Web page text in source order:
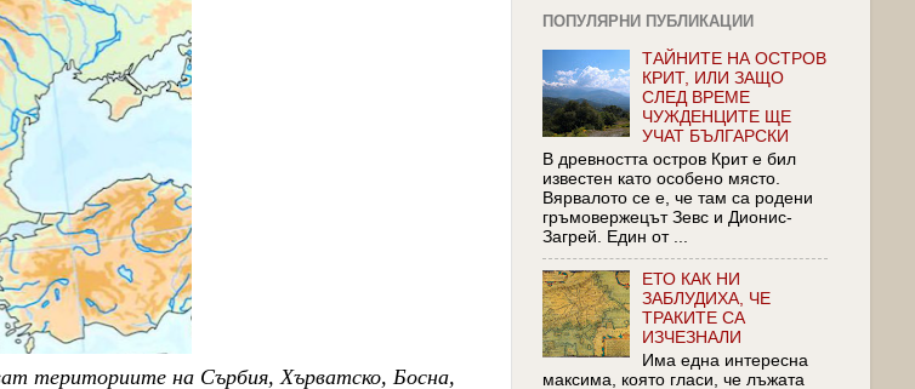
териториите на Сърбия, Хърватско, Босна,
ПОПУЛЯРНИ ПУБЛИКАЦИИ
ТАЙНИТЕ НА ОСТРОВ
КРИТ, ИЛИ ЗАЩО
СЛЕД ВРЕМЕ
ЧУЖДЕНЦИТЕ ЩЕ
УЧАТ БЪЛГАРСКИ
В древността остров Крит е бил
известен като особено място.
Вярвалото се е, че там ca родени
гръмовержецът Зевс и Дионис-
Загрей. Един от ...
ЕТО КАК НИ
ЗАБЛУДИХА, ЧЕ
ТРАКИТЕ СА
ИЗЧЕЗНАЛИ
Има една интересна
максима, която гласи, че лъжата